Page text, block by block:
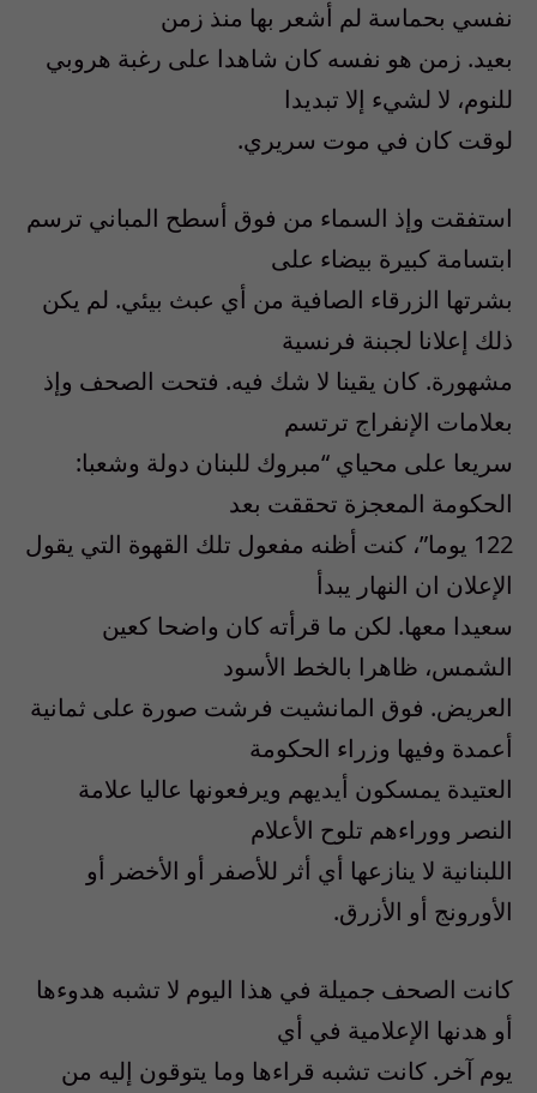
نفسي بحماسة لم أشعر بها منذ زمن
بعيد. زمن هو نفسه كان شاهدا على رغبة هروبي
للنوم، لا لشيء إلا تبديدا
لوقت كان في موت سريري.
استفقت وإذ السماء من فوق أسطح المباني ترسم
ابتسامة كبيرة بيضاء على
بشرتها الزرقاء الصافية من أي عبث بيئي. لم يكن
ذلك إعلانا لجبنة فرنسية
مشهورة. كان يقينا لا شك فيه. فتحت الصحف وإذ
بعلامات الإنفراج ترتسم
سريعا على محياي “مبروك للبنان دولة وشعبا:
الحكومة المعجزة تحققت بعد
122 يوما”، كنت أظنه مفعول تلك القهوة التي يقول
الإعلان ان النهار يبدأ
سعيدا معها. لكن ما قرأته كان واضحا كعين
الشمس، ظاهرا بالخط الأسود
العريض. فوق المانشيت فرشت صورة على ثمانية
أعمدة وفيها وزراء الحكومة
العتيدة يمسكون أيديهم ويرفعونها عاليا علامة
النصر ووراءهم تلوح الأعلام
اللبنانية لا ينازعها أي أثر للأصفر أو الأخضر أو
الأورونج أو الأزرق.
كانت الصحف جميلة في هذا اليوم لا تشبه هدوءها
أو هدنها الإعلامية في أي
يوم آخر. كانت تشبه قراءها وما يتوقون إليه من